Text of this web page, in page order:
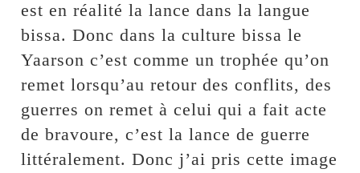
est en réalité la lance dans la langue
bissa. Donc dans la culture bissa le
Yaarson c’est comme un trophée qu’on
remet lorsqu’au retour des conflits, des
guerres on remet à celui qui a fait acte
de bravoure, c’est la lance de guerre
littéralement. Donc j’ai pris cette image